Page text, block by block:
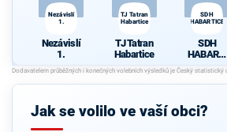
Nezávislí
1.
Nezávislí
1.
TJ Tatran
Habartice
TJ Tatran
Habartice
SDH
HABARTICE
SDH
HABARTI
CE
Jak se volilo ve vaší obci?